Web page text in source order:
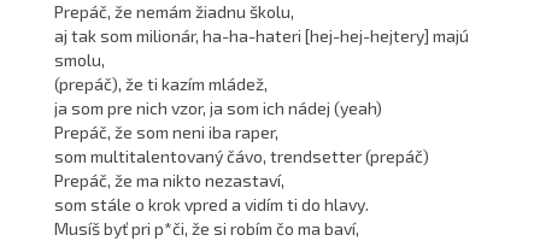
Prepáč, že nemám žiadnu školu,
aj tak som milionár, ha-ha-hateri [hej-hej-hejtery] majú
smolu,
(prepáč), že ti kazím mládež,
ja som pre nich vzor, ja som ich nádej (yeah)
Prepáč, že som neni iba raper,
som multitalentovaný čávo, trendsetter (prepáč)
Prepáč, že ma nikto nezastaví,
som stále o krok vpred a vidím ti do hlavy.
Musíš byť pri p*či, že si robím čo ma baví,